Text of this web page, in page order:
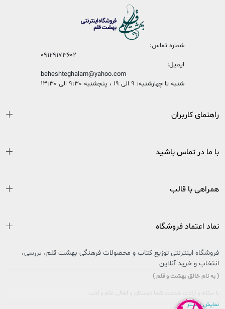
شماره تماس:
09129173602
ایمیل:
beheshteghalam@yahoo.com
شنبه تا چهارشنبه: 9 الی 19 ، پنجشنبه 9:30 الی 13:30
راهنمای کاربران
با ما در تماس باشید
همراهی با قالب
نماد اعتماد فروشگاه
فروشگاه اینترنتی توزیع کتاب و محصولات فرهنگی بهشت قلم، بررسی،
انتخاب و خرید آنلاین
( به نام خالق بهشت و قلم )
با سلام و ارادت خدمت شما دوستان و اهالی علم و ادب
نمایش بیشتر